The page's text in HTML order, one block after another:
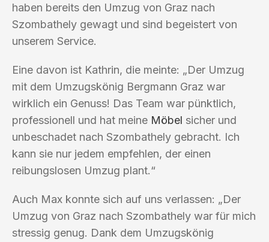
haben bereits den Umzug von Graz nach
Szombathely gewagt und sind begeistert von
unserem Service.
Eine davon ist Kathrin, die meinte: „Der Umzug
mit dem Umzugskönig Bergmann Graz war
wirklich ein Genuss! Das Team war pünktlich,
professionell und hat meine Möbel sicher und
unbeschadet nach Szombathely gebracht. Ich
kann sie nur jedem empfehlen, der einen
reibungslosen Umzug plant.“
Auch Max konnte sich auf uns verlassen: „Der
Umzug von Graz nach Szombathely war für mich
stressig genug. Dank dem Umzugskönig